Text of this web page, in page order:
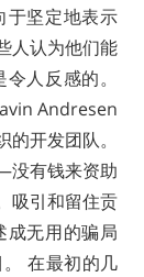
于坚定地表示
人认为他们能
人反感的。
Andresen
开发团队。
没有钱来资助
吸引和留住贡
成无用的骗局
。 在最初的几